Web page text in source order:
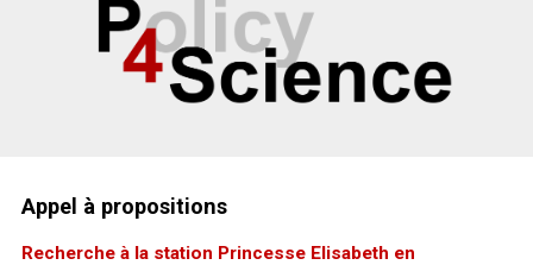
Appel à propositions
Recherche à la station Princesse Elisabeth en